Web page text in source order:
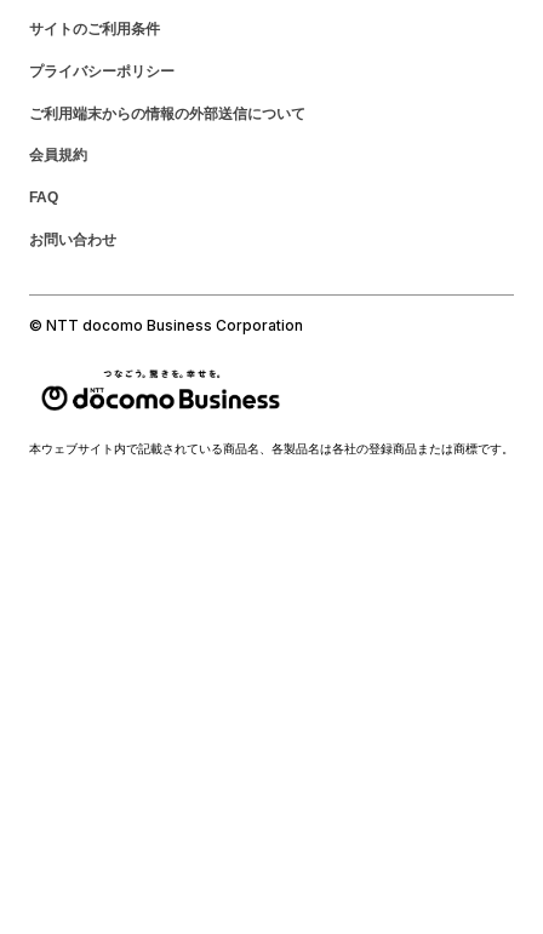
サイトのご利用条件
プライバシーポリシー
ご利用端末からの情報の外部送信について
会員規約
FAQ
お問い合わせ
© NTT docomo Business Corporation
本ウェブサイト内で記載されている商品名、各製品名は各社の登録商品または商標です。